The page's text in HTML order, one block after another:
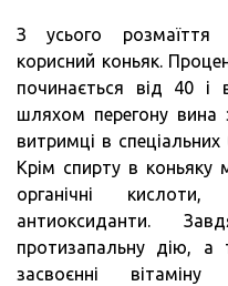
З усього розмаїття
корисний коньяк.
починається від 40
шляхом перегону вина
витримці в
Крім спирту в коньяку
органічні
антиоксиданти.
протизапальну дію, а
засвоєнні